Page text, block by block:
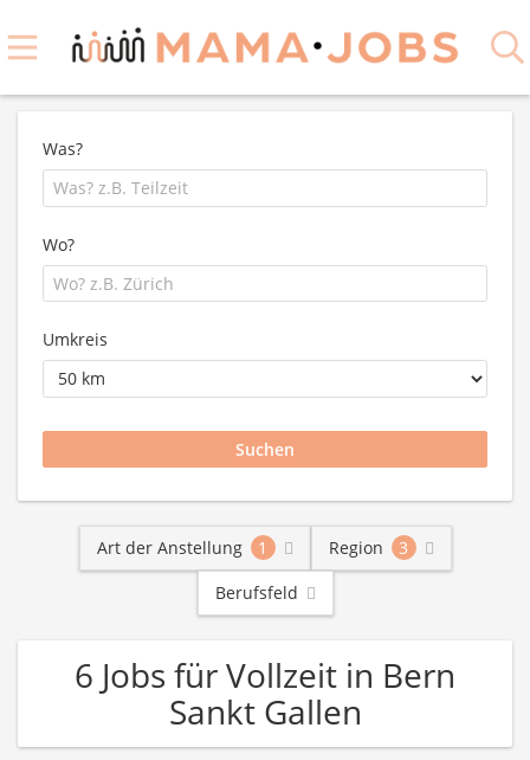
Was?
Wo?
Umkreis
Art der Anstellung 1 Region
3
Berufsfeld
6 Jobs für Vollzeit in Bern
Sankt Gallen